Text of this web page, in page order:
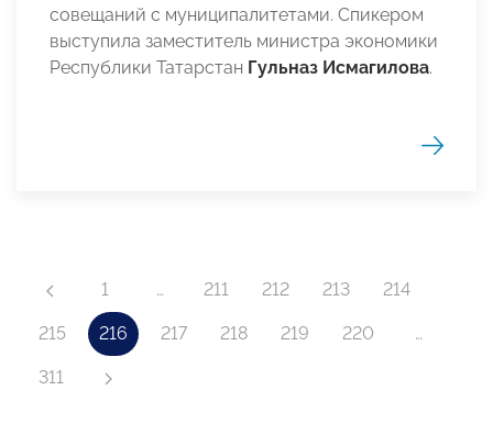
совещаний с муниципалитетами. Спикером
выступила заместитель министра экономики
Республики Татарстан Гульназ Исмагилова.
1 … 211 212 213 214
215 216 217 218 219 220 …
311